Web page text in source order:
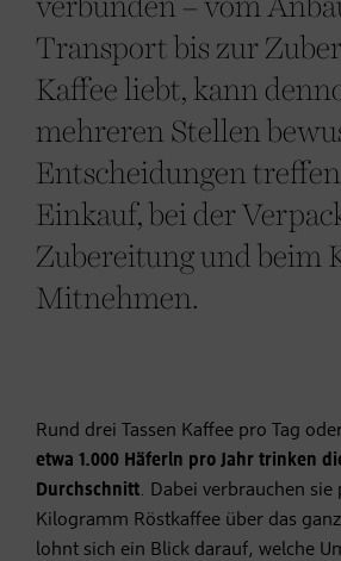
verbunden – vom
Transport bis zur
Kaffee liebt, kann
mehreren Stellen
Entscheidungen
Einkauf, bei der
Zubereitung und beim
Mitnehmen.
Rund drei Tassen Kaffee pro Tag
etwa 1.000 Häferln pro Jahr trinken
Durchschnitt. Dabei verbrauchen
Kilogramm Röstkaffee über das
lohnt sich ein Blick darauf, welche